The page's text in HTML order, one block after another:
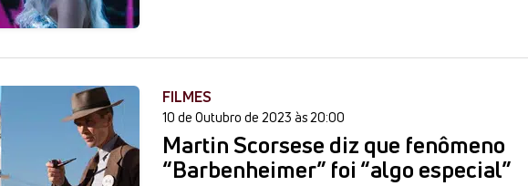
FILMES
10 de Outubro de 2023 às 20:00
Martin Scorsese diz que fenômeno
“Barbenheimer” foi “algo especial”